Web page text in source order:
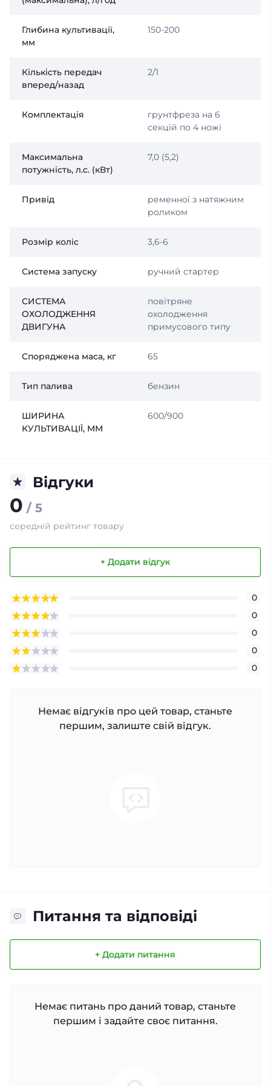
Глибина культивації,
мм
150-200
Кількість передач
вперед/назад
2/1
Комплектація
грунтфреза на 6
секцій по 4 ножі
Максимальна
потужність, л.с. (кВт)
7,0 (5,2)
Привід
ременної з натяжним
роликом
Розмір коліс 3,6-6
Система запуску ручний стартер
СИСТЕМА
ОХОЛОДЖЕННЯ
ДВИГУНА
повітряне
охолодження
примусового типу
Споряджена маса, кг 65
Тип палива бензин
ШИРИНА
КУЛЬТИВАЦІЇ, ММ
600/900
Відгуки
0 / 5
середній рейтинг товару
+ Додати відгук
0
0
0
0
0
Немає відгуків про цей товар, станьте
першим, залиште свій відгук.
Питання та відповіді
+ Додати питання
Немає питань про даний товар, станьте
першим і задайте своє питання.